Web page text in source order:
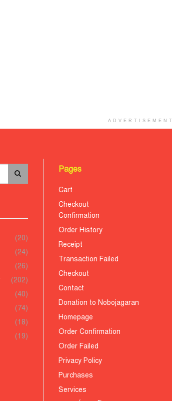
ADVERTISEMENT
(20)
(24)
(26)
(202)
(40)
(74)
(18)
(19)
Pages
Cart
Checkout
Confirmation
Order History
Receipt
Transaction Failed
Checkout
Contact
Donation to Nobojagaran
Homepage
Order Confirmation
Order Failed
Privacy Policy
Purchases
Services